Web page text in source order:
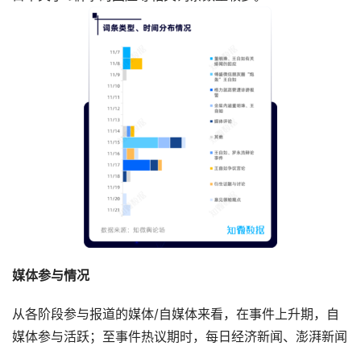
媒体参与情况
从各阶段参与报道的媒体/自媒体来看，在事件上升期，自
媒体参与活跃；至事件热议期时，每日经济新闻、澎湃新闻